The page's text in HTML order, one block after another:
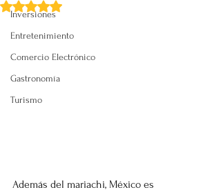
Inversiones
Entretenimiento
Comercio Electrónico
Gastronomía
Turismo
Obtuvo NaN de 5 estrellas.
Además del mariachi, México es